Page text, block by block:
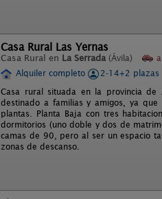
Casa Rural Las Yernas
Casa Rural en La Serrada (Ávila) a
Alquiler completo
2-14+2 plazas
Casa rural situada en la provincia
destinado a familias y amigos, ya
plantas. Planta Baja con tres
dormitorios (uno doble y dos de
camas de 90, pero al ser un espacio
zonas de descanso.